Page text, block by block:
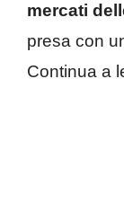
mercati
presa con
Continua a